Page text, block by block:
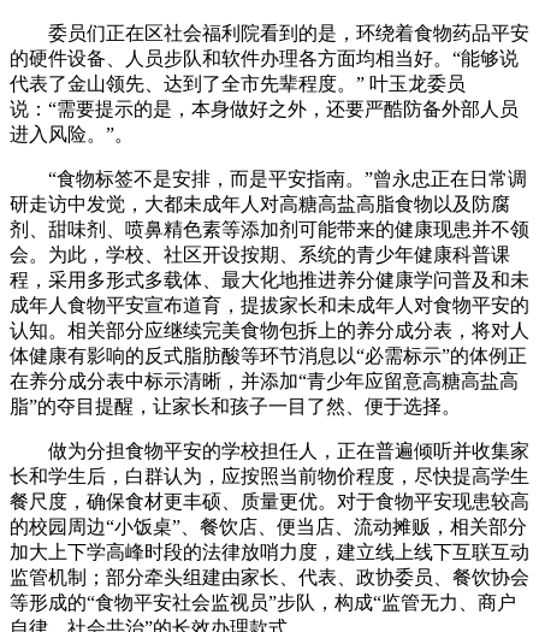
委员们正在区社会福利院看到的是，环绕着食物药品平安
的硬件设备、人员步队和软件办理各方面均相当好。“能够说
代表了金山领先、达到了全市先辈程度。” 叶玉龙委员
说：“需要提示的是，本身做好之外，还要严酷防备外部人员
进入风险。”。
“食物标签不是安排，而是平安指南。”曾永忠正在日常调
研走访中发觉，大都未成年人对高糖高盐高脂食物以及防腐
剂、甜味剂、喷鼻精色素等添加剂可能带来的健康现患并不领
会。为此，学校、社区开设按期、系统的青少年健康科普课
程，采用多形式多载体、最大化地推进养分健康学问普及和未
成年人食物平安宣布道育，提拔家长和未成年人对食物平安的
认知。相关部分应继续完美食物包拆上的养分成分表，将对人
体健康有影响的反式脂肪酸等环节消息以“必需标示”的体例正
在养分成分表中标示清晰，并添加“青少年应留意高糖高盐高
脂”的夺目提醒，让家长和孩子一目了然、便于选择。
做为分担食物平安的学校担任人，正在普遍倾听并收集家
长和学生后，白群认为，应按照当前物价程度，尽快提高学生
餐尺度，确保食材更丰硕、质量更优。对于食物平安现患较高
的校园周边“小饭桌”、餐饮店、便当店、流动摊贩，相关部分
加大上下学高峰时段的法律放哨力度，建立线上线下互联互动
监管机制；部分牵头组建由家长、代表、政协委员、餐饮协会
等形成的“食物平安社会监视员”步队，构成“监管无力、商户
自律、社会共治”的长效办理款式。